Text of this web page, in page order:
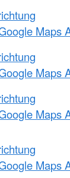
Maps
Maps
Maps
Maps